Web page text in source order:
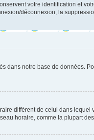
votre identification et
déconnexion, la
dans notre base de données.
différent de celui dans
horaire, comme la plupart